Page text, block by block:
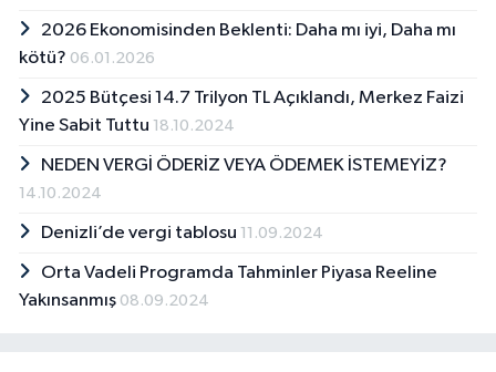
2026 Ekonomisinden Beklenti: Daha mı iyi, Daha mı
kötü? 06.01.2026
2025 Bütçesi 14.7 Trilyon TL Açıklandı, Merkez Faizi
Yine Sabit Tuttu 18.10.2024
NEDEN VERGİ ÖDERİZ VEYA ÖDEMEK İSTEMEYİZ?
14.10.2024
Denizli’de vergi tablosu 11.09.2024
Orta Vadeli Programda Tahminler Piyasa Reeline
Yakınsanmış 08.09.2024